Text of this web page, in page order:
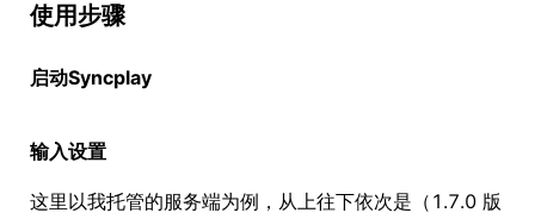
使用步骤
启动Syncplay
输入设置
这里以我托管的服务端为例，从上往下依次是（1.7.0 版